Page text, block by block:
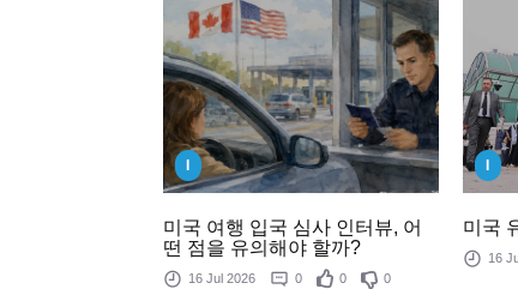
미국 여행 입국 심사 인터뷰, 어
떤 점을 유의해야 할까?
16 Jul 2026 0 0 0
미국
16